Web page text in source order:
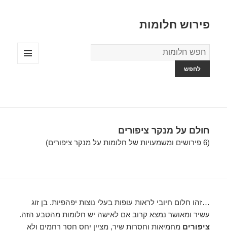
פירוש חלומות
מילון
החלומות
חולם על מנקר ציפורים
(6 פירושים ומשמעויות של חלומות על מנקר ציפורים)
…זהו חלום חיובי לראות עופות בעלי נוצות יפהפיות. בן זוג
עשיר ומאושר נמצא קרוב אם לאישה יש חלומות מהטבע הזה.
ציפורים מחמיאות וחסרות שיר, מציין יחס חסר רחמים ולא